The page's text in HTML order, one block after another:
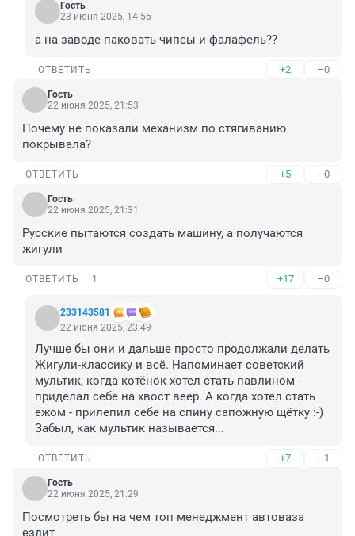
Гость
23 июня 2025, 14:55
а на заводе паковать чипсы и фалафель??
ОТВЕТИТЬ +2 –0
Гость
22 июня 2025, 21:53
Почему не показали механизм по стягиванию
покрывала?
ОТВЕТИТЬ +5 –0
Гость
22 июня 2025, 21:31
Русские пытаются создать машину, а получаются
жигули
ОТВЕТИТЬ 1 +17 –0
233143581
22 июня 2025, 23:49
Лучше бы они и дальше просто продолжали делать
Жигули-классику и всё. Напоминает советский
мультик, когда котёнок хотел стать павлином -
приделал себе на хвост веер. А когда хотел стать
ежом - прилепил себе на спину сапожную щётку :-)
Забыл, как мультик называется...
ОТВЕТИТЬ +7 –1
Гость
22 июня 2025, 21:29
Посмотреть бы на чем топ менеджмент автоваза
ездит